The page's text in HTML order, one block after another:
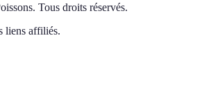
. Tous droits réservés.
liens affiliés.